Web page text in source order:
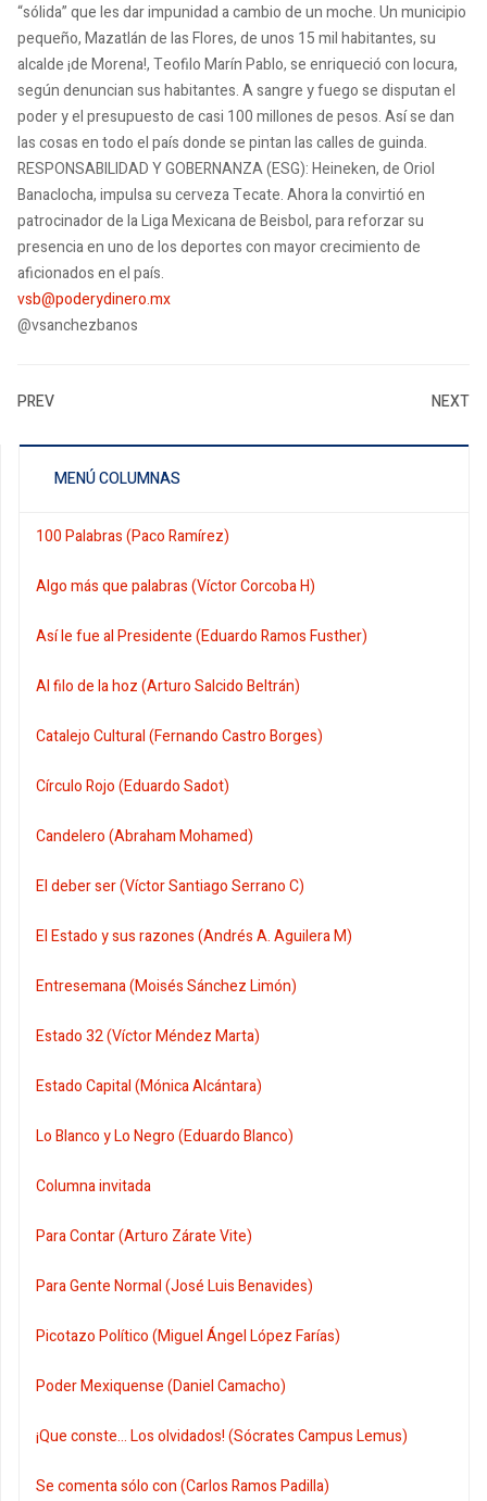
“sólida” que les dar impunidad a cambio de un moche. Un municipio
pequeño, Mazatlán de las Flores, de unos 15 mil habitantes, su
alcalde ¡de Morena!, Teofilo Marín Pablo, se enriqueció con locura,
según denuncian sus habitantes. A sangre y fuego se disputan el
poder y el presupuesto de casi 100 millones de pesos. Así se dan
las cosas en todo el país donde se pintan las calles de guinda.
RESPONSABILIDAD Y GOBERNANZA (ESG): Heineken, de Oriol
Banaclocha, impulsa su cerveza Tecate. Ahora la convirtió en
patrocinador de la Liga Mexicana de Beisbol, para reforzar su
presencia en uno de los deportes con mayor crecimiento de
aficionados en el país.
vsb@poderydinero.mx
@vsanchezbanos
PREV NEXT
MENÚ COLUMNAS
100 Palabras (Paco Ramírez)
Algo más que palabras (Víctor Corcoba H)
Así le fue al Presidente (Eduardo Ramos Fusther)
Al filo de la hoz (Arturo Salcido Beltrán)
Catalejo Cultural (Fernando Castro Borges)
Círculo Rojo (Eduardo Sadot)
Candelero (Abraham Mohamed)
El deber ser (Víctor Santiago Serrano C)
El Estado y sus razones (Andrés A. Aguilera M)
Entresemana (Moisés Sánchez Limón)
Estado 32 (Víctor Méndez Marta)
Estado Capital (Mónica Alcántara)
Lo Blanco y Lo Negro (Eduardo Blanco)
Columna invitada
Para Contar (Arturo Zárate Vite)
Para Gente Normal (José Luis Benavides)
Picotazo Político (Miguel Ángel López Farías)
Poder Mexiquense (Daniel Camacho)
¡Que conste... Los olvidados! (Sócrates Campus Lemus)
Se comenta sólo con (Carlos Ramos Padilla)